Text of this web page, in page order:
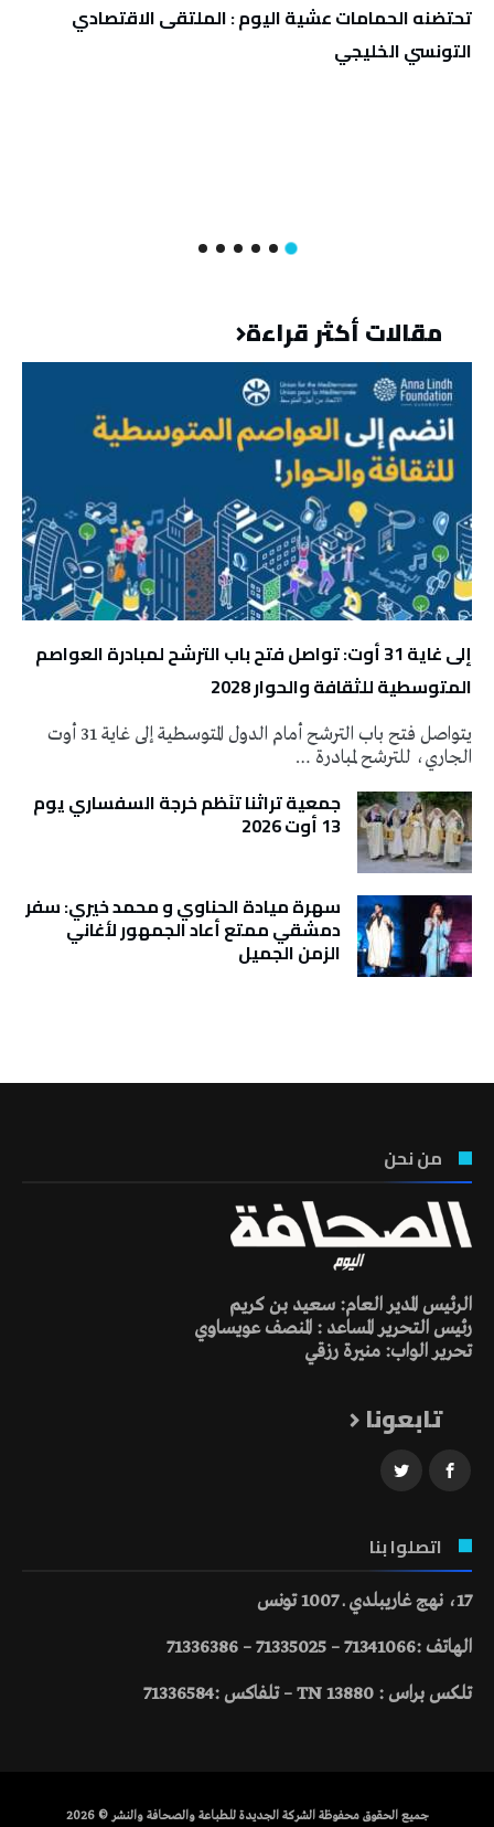
تحتضنه الحمامات عشية اليوم : الملتقى الاقتصادي
التونسي الخليجي
مقالات أكثر قراءة
إلى غاية 31 أوت: تواصل فتح باب الترشح لمبادرة العواصم
المتوسطية للثقافة والحوار 2028
يتواصل فتح باب الترشح أمام الدول المتوسطية إلى غاية 31 أوت
الجاري، للترشح لمبادرة …
جمعية تراثنا تنَظم خرجة السفساري يوم
13 أوت 2026
سهرة ميادة الحناوي و محمد خيري: سفر
دمشقي ممتع أعاد الجمهور لأغاني
الزمن الجميل
من نحن
الرئيس المدير العام: سعيد بن كريم
رئيس التحرير المساعد : المنصف عويساوي
تحرير الواب: منيرة رزقي
تابعونا
اتصلوا بنا
17، نهج غاريبلدي ـ 1007 تونس
الهاتف :71341066 – 71335025 – 71336386
تلكس براس : 13880 TN – تلفاكس :71336584
جميع الحقوق محفوظة الشركة الجديدة للطباعة والصحافة والنشر © 2026